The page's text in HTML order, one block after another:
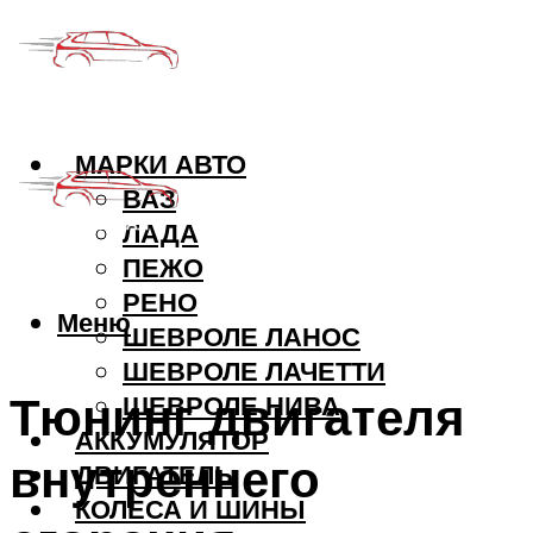
МАРКИ АВТО
ВАЗ
ЛАДА
ПЕЖО
РЕНО
ШЕВРОЛЕ ЛАНОС
ШЕВРОЛЕ ЛАЧЕТТИ
ШЕВРОЛЕ НИВА
АККУМУЛЯТОР
ДВИГАТЕЛЬ
КОЛЕСА И ШИНЫ
Меню
Тюнинг двигателя
внутреннего